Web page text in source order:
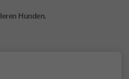
Hunden.